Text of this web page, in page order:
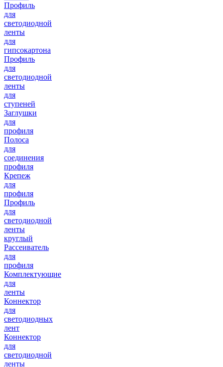
Профиль
для
светодиодной
ленты
для
гипсокартона
Профиль
для
светодиодной
ленты
для
ступеней
Заглушки
для
профиля
Полоса
для
соединения
профиля
Крепеж
для
профиля
Профиль
для
светодиодной
ленты
круглый
Рассеиватель
для
профиля
Комплектующие
для
ленты
Коннектор
для
светодиодных
лент
Коннектор
для
светодиодной
ленты